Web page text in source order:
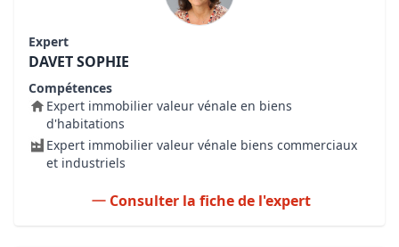
Expert
DAVET SOPHIE
Compétences
Expert immobilier valeur vénale en biens
d'habitations
Expert immobilier valeur vénale biens commerciaux
et industriels
Consulter la fiche de l'expert